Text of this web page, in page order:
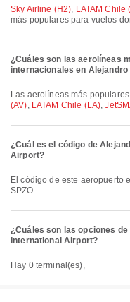
Sky Airline (H2), LATAM Chile
más populares para vuelos
¿Cuáles son las aerolíneas
internacionales en
Las aerolíneas más
(AV), LATAM Chile (LA),
¿Cuál es el código de
Airport?
El código de este aeropuerto es CUZ. Mientras tanto, su código ICAO es
SPZO.
¿Cuáles son las opciones
International Airport?
Hay 0 terminal(es),